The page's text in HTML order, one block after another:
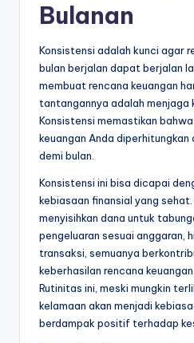
Bulanan
Konsistensi adalah kunci agar
bulan berjalan dapat berjalan
membuat rencana keuangan
tantangannya adalah menjaga
Konsistensi memastikan
keuangan Anda
demi bulan.
Konsistensi ini bisa dicapai
kebiasaan finansial yang
menyisihkan dana untuk
pengeluaran sesuai anggaran,
transaksi, semuanya
keberhasilan rencana
Rutinitas ini, meski mungkin
kelamaan akan menjadi
berdampak positif terhadap